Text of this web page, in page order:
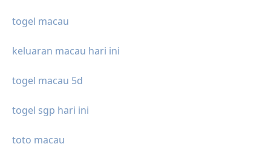
togel macau
keluaran macau hari ini
togel macau 5d
togel sgp hari ini
toto macau